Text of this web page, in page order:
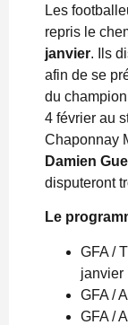
Les
repris le
janvier. Ils
afin de se
du
4 février au
Chaponnay
Damien
disputeront
Le
GFA /
janvier
GFA /
GFA /